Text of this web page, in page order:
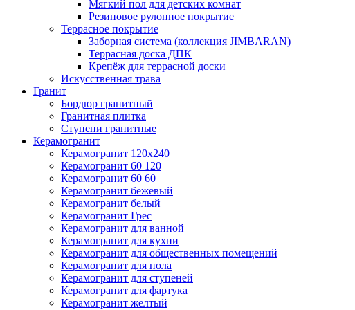
Мягкий пол для детских комнат
Резиновое рулонное покрытие
Террасное покрытие
Заборная система (коллекция JIMBARAN)
Террасная доска ДПК
Крепёж для террасной доски
Искусственная трава
Гранит
Бордюр гранитный
Гранитная плитка
Ступени гранитные
Керамогранит
Керамогранит 120х240
Керамогранит 60 120
Керамогранит 60 60
Керамогранит бежевый
Керамогранит белый
Керамогранит Грес
Керамогранит для ванной
Керамогранит для кухни
Керамогранит для общественных помещений
Керамогранит для пола
Керамогранит для ступеней
Керамогранит для фартука
Керамогранит желтый